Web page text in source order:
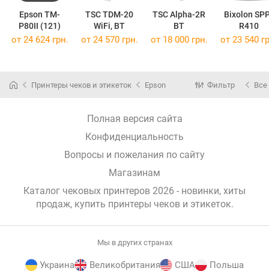
Epson TM-
P80II (121)
TSC TDM-20
WiFi, BT
TSC Alpha-2R
BT
Bixolon
R410
от 24 624 грн. от 24 570 грн. от 18 000 грн. от 23 540
Принтеры чеков и этикеток Epson Фильтр
Полная версия сайта
Конфиденциальность
Вопросы и пожелания по сайту
Магазинам
Каталог чековых принтеров 2026 - новинки, хиты
продаж, купить принтеры чеков и этикеток.
Мы в других странах
Украина Великобритания США Польша